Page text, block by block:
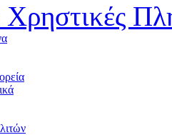
Χρηστικές